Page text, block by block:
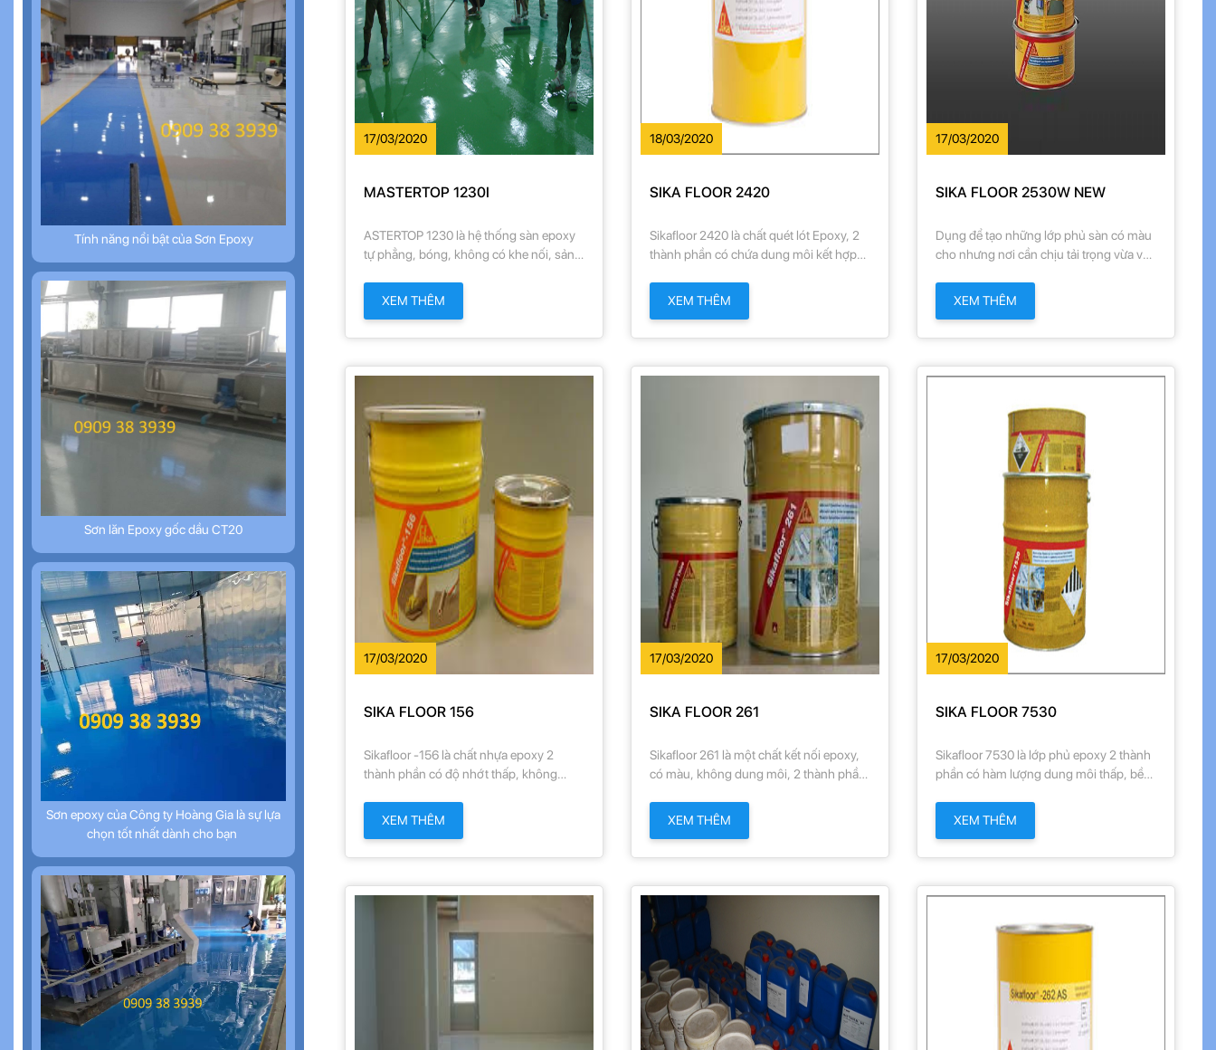
Tính năng nổi bật của Sơn Epoxy
Sơn lăn Epoxy gốc dầu CT20
Sơn epoxy của Công ty Hoàng Gia là sự lựa
chọn tốt nhất dành cho bạn
17/03/2020
MASTERTOP 1230I
ASTERTOP 1230 là hệ thống sàn epoxy
tự phẳng, bóng, không có khe nối, sản
chứa dung môi và được trộn với cốt liệu
trùng
XEM THÊM
18/03/2020
SIKA FLOOR 2420
Sikafloor 2420 là chất quét lót Epoxy, 2
thành phần có chứa dung môi kết hợp
XEM THÊM
17/03/2020
SIKA FLOOR 2530W NEW
Dụng để tạo những lớp phủ sàn có màu
cho nhưng nơi cần chịu tải trọng vừa và
tấm ốp xi măng sợi vữa epoxy dùng cho
chất bảo vệ chống sự xâm thực của
không tiếp xúc trực tiếp với mưa nắng.
XEM THÊM
17/03/2020
SIKA FLOOR 156
Sikafloor -156 là chất nhựa epoxy 2
thành phần có độ nhớt thấp, không
XEM THÊM
17/03/2020
SIKA FLOOR 261
Sikafloor 261 là một chất kết nối epoxy,
có màu, không dung môi, 2 thành phần
nên có thể thi công các lớp phủ dày tự
XEM THÊM
17/03/2020
SIKA FLOOR 7530
Sikafloor 7530 là lớp phủ epoxy 2 thành
phần có hàm lượng dung môi thấp, bề
XEM THÊM